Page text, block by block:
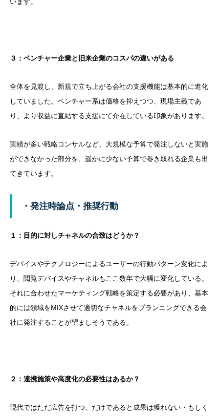
３：ベンチャー企業と旧来企業のコスパの違いがある
全体を見渡し、新規で立ち上がる会社の支援機能は基本的に進化
していました。ベンチャー系は価格を抑えつつ、現場主義であ
り、より収益に直結する支援にて介在している印象があります。
実績が多い戦略コンサルなど、大規模な予算で発注しないと実施
ができなかった部分を、遥かに少ない予算で巻き取れる企業も出
てきています。
・発注時論点・推奨行動
１：目的に対しチャネルの合致はどうか？
デバイスやテクノロジーによるユーザーの行動パターン変化によ
り、閲覧デバイスやチャネルもここ数年で大幅に変化している。
それに合わせたマーケティング戦略を策定する必要があり、基本
的には領域をMIXさせて適切なチャネルをプランニングできる会
社に発注することが望ましそうである。
２：連携施策や高度化の必要性はあるか？
現代ではただ広告を打つ、だけであると成果は獲れない・もしく